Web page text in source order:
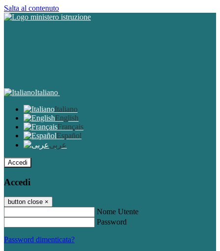
Salta al contenuto
Italiano
Italiano
English
Français
Español
عربى
Accedi
Accedi
button close ×
Nome Utente
Password
Password dimenticata?